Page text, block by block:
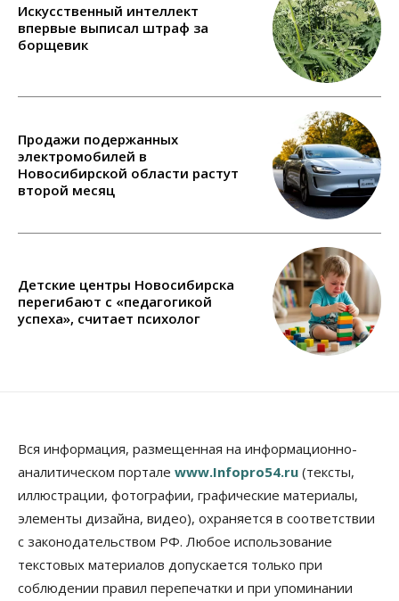
Искусственный интеллект
впервые выписал штраф за
борщевик
Продажи подержанных
электромобилей в
Новосибирской области растут
второй месяц
Детские центры Новосибирска
перегибают с «педагогикой
успеха», считает психолог
Вся информация, размещенная на информационно-
аналитическом портале www.Infopro54.ru (тексты,
иллюстрации, фотографии, графические материалы,
элементы дизайна, видео), охраняется в соответствии
с законодательством РФ. Любое использование
текстовых материалов допускается только при
соблюдении правил перепечатки и при упоминании